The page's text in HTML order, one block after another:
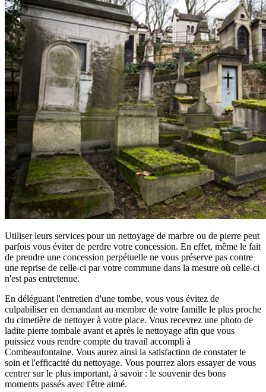
Utiliser leurs services pour un nettoyage de marbre ou de pierre peut
parfois vous éviter de perdre votre concession. En effet, même le fait
de prendre une concession perpétuelle ne vous préserve pas contre
une reprise de celle-ci par votre commune dans la mesure où celle-ci
n'est pas entretenue.
En déléguant l'entretien d'une tombe, vous vous évitez de
culpabiliser en demandant au membre de votre famille le plus proche
du cimetière de nettoyer à votre place. Vous recevrez une photo de
ladite pierre tombale avant et après le nettoyage afin que vous
puissiez vous rendre compte du travail accompli à
Combeaufontaine. Vous aurez ainsi la satisfaction de constater le
soin et l'efficacité du nettoyage. Vous pourrez alors essayer de vous
centrer sur le plus important, à savoir : le souvenir des bons
moments passés avec l'être aimé.